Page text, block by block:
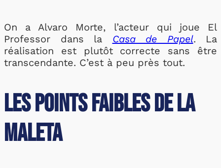
On a Alvaro Morte, l’acteur qui joue El
Professor dans la Casa de Papel. La
réalisation est plutôt correcte sans être
transcendante. C’est à peu près tout.
Les points faibles de la
Maleta